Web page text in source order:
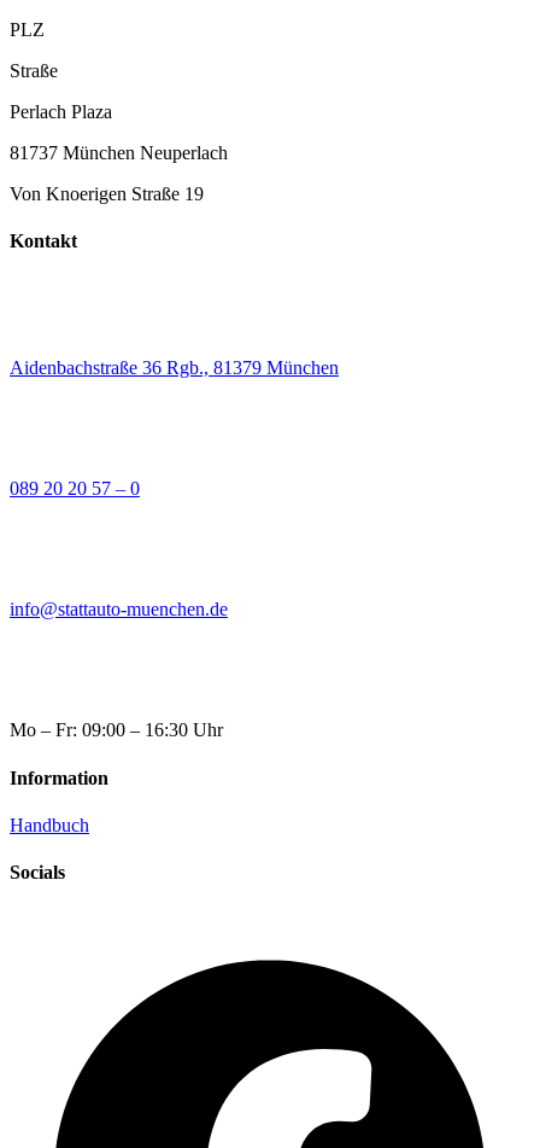
PLZ
Straße
Perlach Plaza
81737 München Neuperlach
Von Knoerigen Straße 19
Kontakt
Aidenbachstraße 36 Rgb., 81379 München
089 20 20 57 – 0
info@stattauto-muenchen.de
Mo – Fr: 09:00 – 16:30 Uhr
Information
Handbuch
Socials